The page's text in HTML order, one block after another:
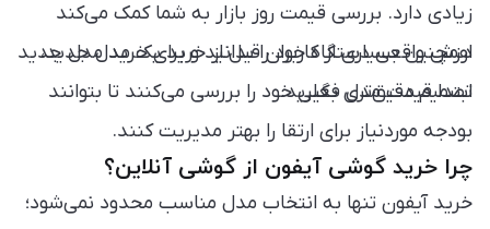
زیادی دارد. بررسی قیمت روز بازار به شما کمک می‌کند
ارزش واقعی دستگاه خود را بدانید و برای خرید مدل جدید
تصمیم دقیق‌تری بگیرید.
همچنین بسیاری از کاربران قبل از خرید یک مدل جدید،
ابتدا قیمت مدل فعلی خود را بررسی می‌کنند تا بتوانند
بودجه موردنیاز برای ارتقا را بهتر مدیریت کنند.
چرا خرید گوشی آیفون از گوشی آنلاین؟
خرید آیفون تنها به انتخاب مدل مناسب محدود نمی‌شود؛